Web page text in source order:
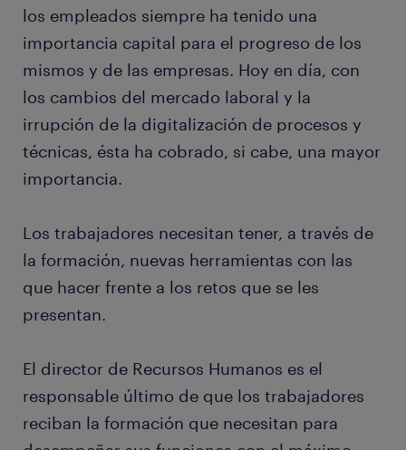
los empleados siempre ha tenido una
importancia capital para el progreso de los
mismos y de las empresas. Hoy en día, con
los cambios del mercado laboral y la
irrupción de la digitalización de procesos y
técnicas, ésta ha cobrado, si cabe, una mayor
importancia.
Los trabajadores necesitan tener, a través de
la formación, nuevas herramientas con las
que hacer frente a los retos que se les
presentan.
El director de Recursos Humanos es el
responsable último de que los trabajadores
reciban la formación que necesitan para